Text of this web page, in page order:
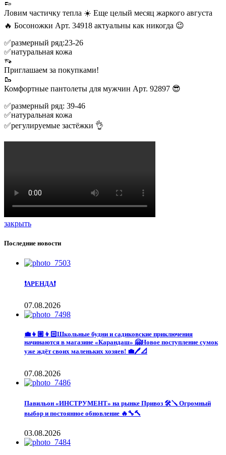
👞
Ловим частичку тепла ☀️ Еще целый месяц жаркого августа
🔥 Босоножки Арт. 34918 актуальны как никогда 😉
✅размерный ряд:23-26
✅натуральная кожа
👡
Приглашаем за покупками!
🥾
Комфортные пантолеты для мужчин Арт. 92897 😎
✅размерный ряд: 39-46
✅натуральная кожа
✅регулируемые застёжки 👌
закрыть
Последние новости
❗️АРЕНДА❗️
07.08.2026
💼👧🏼👦🏻Школьные будни и садиковские приключения
начинаются в магазине «Карандаш» 🤗Новое поступление сумок
уже ждёт своих маленьких хозяев! 💼🖊️📐
07.08.2026
Павильон «ИНСТРУМЕНТ» на рынке Привоз 🛠️🪛 Огромный
выбор и постоянное обновление 🔥🔧🔨
03.08.2026